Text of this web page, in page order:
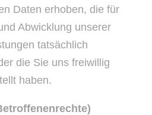
Daten erhoben, die für
Abwicklung unserer
tatsächlich
die Sie uns freiwillig
haben.